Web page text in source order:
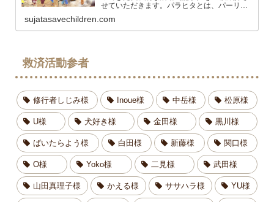
せていただきます。パラヒタとは、パーリ語,
他」というニュアンスの意味になります。ス
ジャータはらだ（原田英次）孤児救済活動
sujatasavechildren.com
救済活動参者
修行者しじみ様 Inoue様 中岳様 松原様
U様 犬好き様 金田様 黒川様
ばいたらよう様 白田様 新藤様 関口様
O様 Yoko様 二見様 武田様
山田真理子様 かえる様 ササハラ様 YU様